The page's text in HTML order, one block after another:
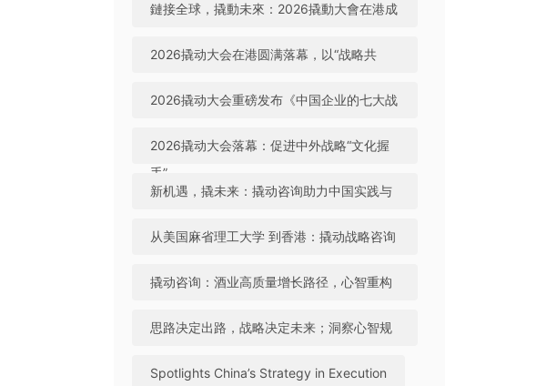
鏈接全球，撬動未來：2026撬動大會在港成
功舉辦
2026撬动大会在港圆满落幕，以“战略共
生”引领中国咨询迈向全球高地
2026撬动大会重磅发布《中国企业的七大战
略机遇》，助力中国实践与世界视野“文化握
手”
2026撬动大会落幕：促进中外战略“文化握
手”，共建全球咨询生态
新机遇，撬未来：撬动咨询助力中国实践与
世界视野“文化握手”
从美国麻省理工大学 到香港：撬动战略咨询
引领中国咨询站上全球行业高地
撬动咨询：酒业高质量增长路径，心智重构
成破局关键
思路决定出路，战略决定未来；洞察心智规
Spotlights China’s Strategy in Execution